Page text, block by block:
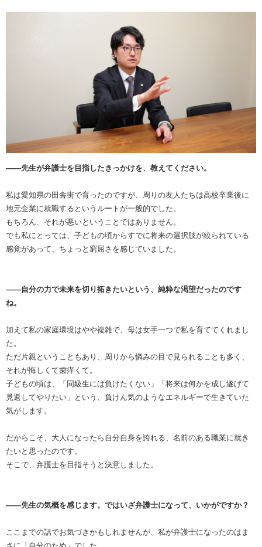
――先生が弁護士を目指したきっかけを、教えてください。
私は愛知県の田舎街で育ったのですが、周りの友人たちは高校卒業後に
地元企業に就職するというルートが一般的でした。
もちろん、それが悪いということではありません。
でも私にとっては、子どもの頃からすでに将来の選択肢が絞られている
感覚があって、ちょっと窮屈さを感じていました。
――自分の力で未来を切り拓きたいという、純粋な渇望だったのです
ね。
加えて私の家庭環境はやや複雑で、母は女手一つで私を育ててくれまし
た。
ただ片親ということもあり、周りから憐みの目で見られることも多く、
それが悔しくて歯痒くて。
子どもの頃は、「同級生には負けたくない」「将来は何かを成し遂げて
見返してやりたい」という、負けん気のようなエネルギーで生きていた
気がします。
だからこそ、大人になったら自分自身を誇れる、名前のある職業に就き
たいと思ったのです。
そこで、弁護士を目指そうと決意しました。
――先生の気概を感じます。ではいざ弁護士になって、いかがですか？
ここまでの話でお気づきかもしれませんが、私が弁護士になったのはま